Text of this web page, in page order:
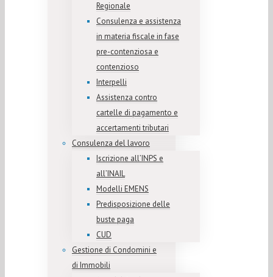
Regionale
Consulenza e assistenza
in materia fiscale in fase
pre-contenziosa e
contenzioso
Interpelli
Assistenza contro
cartelle di pagamento e
accertamenti tributari
Consulenza del lavoro
Iscrizione all’INPS e
all’INAIL
Modelli EMENS
Predisposizione delle
buste paga
CUD
Gestione di Condomini e
di Immobili